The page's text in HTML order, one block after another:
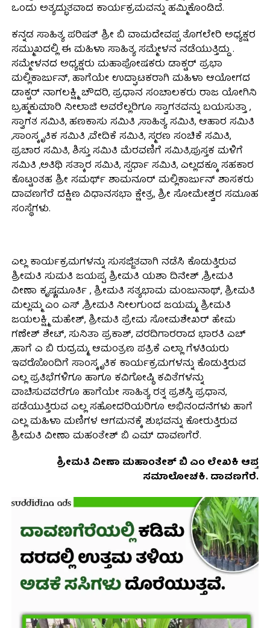
ಒಂದು ಅತ್ಯದ್ಭುತವಾದ ಕಾರ್ಯಕ್ರಮವನ್ನು ಹಮ್ಮಿಕೊಂಡಿದೆ.
ಕನ್ನಡ ಸಾಹಿತ್ಯ ಪರಿಷತ್ ಶ್ರೀ ಬಿ ವಾಮದೇವಪ್ಪ ತೊಗಲೇರಿ ಅಧ್ಯಕ್ಷರ
ಸಮ್ಮುಖದಲ್ಲಿ ಈ ಮಹಿಳಾ ಸಾಹಿತ್ಯ ಸಮ್ಮೇಳನ ನಡೆಯುತ್ತಿದ್ದು .
ಸಮ್ಮೇಳನದ ಅಧ್ಯಕ್ಷರು ಮಹಾಪೋಷಕರು ಡಾಕ್ಟರ್ ಪ್ರಭಾ
ಮಲ್ಲಿಕಾರ್ಜುನ್, ಹಾಗೆಯೇ ಉದ್ಘಾಟಕರಾಗಿ ಮಹಿಳಾ ಆಯೋಗದ
ಡಾಕ್ಟರ್ ನಾಗಲಕ್ಷ್ಮಿ ಚೌದರಿ, ಪ್ರಧಾನ ಸಂಚಾಲಕರು ರಾಜ ಯೋಗಿನಿ
ಬ್ರಹ್ಮಕುಮಾರಿ ನೀಲಾಜಿ ಅವರೆಲ್ಲರಿಗೂ ಸ್ವಾಗತವನ್ನು ಬಯಸುತ್ತಾ ,
ಸ್ವಾಗತ ಸಮಿತಿ, ಹಣಕಾಸು ಸಮಿತಿ ,ಸಾಹಿತ್ಯ ಸಮಿತಿ, ಆಹಾರ ಸಮಿತಿ
,ಸಾಂಸ್ಕೃತಿಕ ಸಮಿತಿ ,ವೇದಿಕೆ ಸಮಿತಿ, ಸ್ಮರಣ ಸಂಚಿಕೆ ಸಮಿತಿ,
ಪ್ರಚಾರ ಸಮಿತಿ, ಶಿಸ್ತು ಸಮಿತಿ ಮೆರವಣಿಗೆ ಸಮಿತಿ,ಪುಸ್ತಕ ಮಳಿಗೆ
ಸಮಿತಿ ,ಅತಿಥಿ ಸತ್ಕಾರ ಸಮಿತಿ, ಸ್ಪರ್ಧಾ ಸಮಿತಿ, ಎಲ್ಲದಕ್ಕೂ ಸಹಕಾರ
ಕೊಟ್ಟಂತಹ ಶ್ರೀ ಸಮರ್ಥ್ ಶಾಮನೂರ್ ಮಲ್ಲಿಕಾರ್ಜುನ್ ಶಾಸಕರು
ದಾವಣಗೆರೆ ದಕ್ಷಿಣ ವಿಧಾನಸಭಾ ಕ್ಷೇತ್ರ, ಶ್ರೀ ಸೋಮೇಶ್ವರ ಸಮೂಹ
ಸಂಸ್ಥೆಗಳು.
ಎಲ್ಲ ಕಾರ್ಯಕ್ರಮಗಳನ್ನು ಸುಸಜ್ಜಿತವಾಗಿ ನಡೆಸಿ ಕೊಡುತ್ತಿರುವ
ಶ್ರೀಮತಿ ಸುಮತಿ ಜಯಪ್ಪ, ಶ್ರೀಮತಿ ಯಶಾ ದಿನೇಶ್ ,ಶ್ರೀಮತಿ
ವೀಣಾ ಕೃಷ್ಣಮೂರ್ತಿ , ಶ್ರೀಮತಿ ಸತ್ಯಭಾಮ ಮಂಜುನಾಥ್, ಶ್ರೀಮತಿ
ಮಲ್ಲಮ್ಮ ಎಂ ಎಸ್ ,ಶ್ರೀಮತಿ ನೀಲಗುಂದ ಜಯಮ್ಮ, ಶ್ರೀಮತಿ
ಜಯಲಕ್ಷ್ಮಿ ಮಹೇಶ್, ಶ್ರೀಮತಿ ಪ್ರೇಮ ಸೋಮಶೇಖರ್ ಹೇಮ
ಗಣೇಶ್ ಶೇಟ್, ಸುನಿತಾ ಪ್ರಕಾಶ್, ವರದಿಗಾರರಾದ ಭಾರತಿ ಎಚ್
,ಹಾಗೆ ಎ ಬಿ ರುದ್ರಮ್ಮ, ಆಮಂತ್ರಣ ಪತ್ರಿಕೆ ಎಲ್ಲಾ ಗೆಳತಿಯರು
ಇವರೊೊಂದಿಗೆ ಸಾಂಸ್ಕೃತಿಕ ಕಾರ್ಯಕ್ರಮಗಳನ್ನು ಕೊಡುತ್ತಿರುವ
ಎಲ್ಲ ಪ್ರತಿಭೆಗಳಿಗೂ ಹಾಗೂ ಕವಿಗೋಷ್ಠಿ ಕವಿತೆಗಳನ್ನು
ವಾಚಿಸುವವರೆಗೂ ಹಾಗೆಯೇ ಸಾಹಿತ್ಯ ರತ್ನ ಪ್ರಶಸ್ತಿ ಪ್ರಧಾನ,
ಪಡೆಯುತ್ತಿರುವ ಎಲ್ಲ ಸಹೋದರಿಯರಿಗೂ ಅಭಿನಂದನೆಗಳು ಹಾಗೆ
ಎಲ್ಲ ಮಹಿಳಾ ಮಣಿಗಳ ಆಗಮನಕ್ಕೆ ಶುಭವನ್ನು ಕೋರುತ್ತಿರುವ
ಶ್ರೀಮತಿ ವೀಣಾ ಮಹಂತೇಶ್ ಬಿ ಎಮ್ ದಾವಣಗೆರೆ.
ಶ್ರೀಮತಿ ವೀಣಾ ಮಹಾಂತೇಶ್ ಬಿ ಎಂ ಲೇಖಕಿ ಆಪ್ತ
ಸಮಾಲೋಚಕಿ. ದಾವಣಗೆರೆ.